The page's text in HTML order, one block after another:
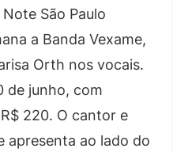
São Paulo
a Banda Vexame,
Orth nos vocais.
de junho, com
220. O cantor e
apresenta ao lado do